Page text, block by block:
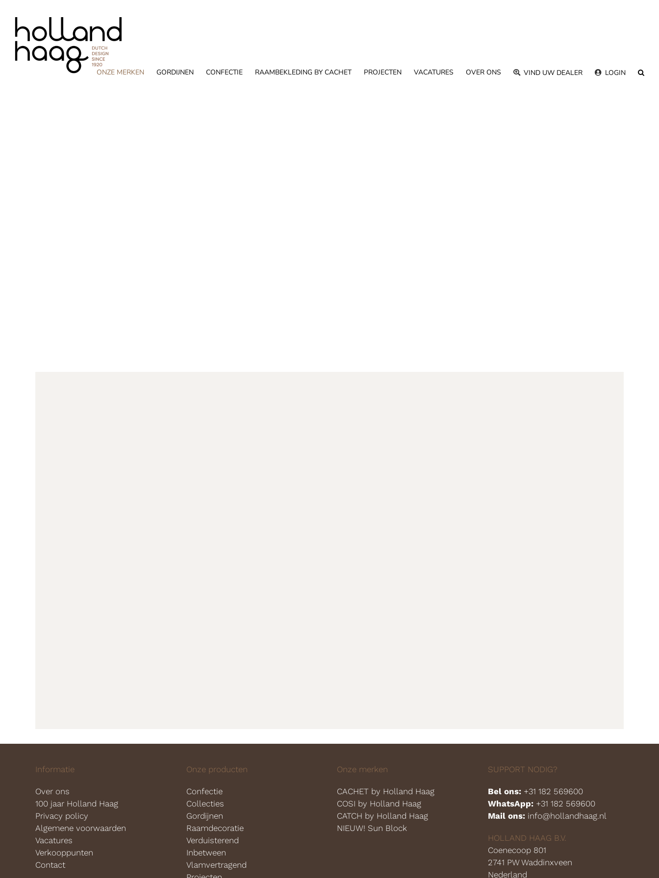
naar
inhoud
ONZE MERKEN GORDIJNEN CONFECTIE RAAMBEKLEDING BY CACHET PROJECTEN VACATURES OVER ONS VIND UW DEALER LOGIN
Informatie
Over ons
100 jaar Holland Haag
Privacy policy
Algemene voorwaarden
Vacatures
Verkooppunten
Contact
Onze producten
Confectie
Collecties
Gordijnen
Raamdecoratie
Verduisterend
Inbetween
Vlamvertragend
Onze merken
CACHET by Holland Haag
COSI by Holland Haag
CATCH by Holland Haag
NIEUW! Sun Block
SUPPORT NODIG?
Bel ons: +31 182 569600
WhatsApp: +31 182 569600
Mail ons: info@hollandhaag.nl
HOLLAND HAAG B.V.
Coenecoop 801
2741 PW Waddinxveen
Nederland